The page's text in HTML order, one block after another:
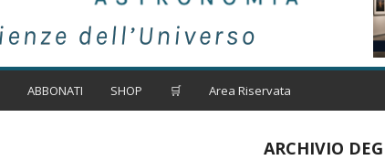
ABBONATI SHOP 🛒 Area Riservata
ARCHIVIO